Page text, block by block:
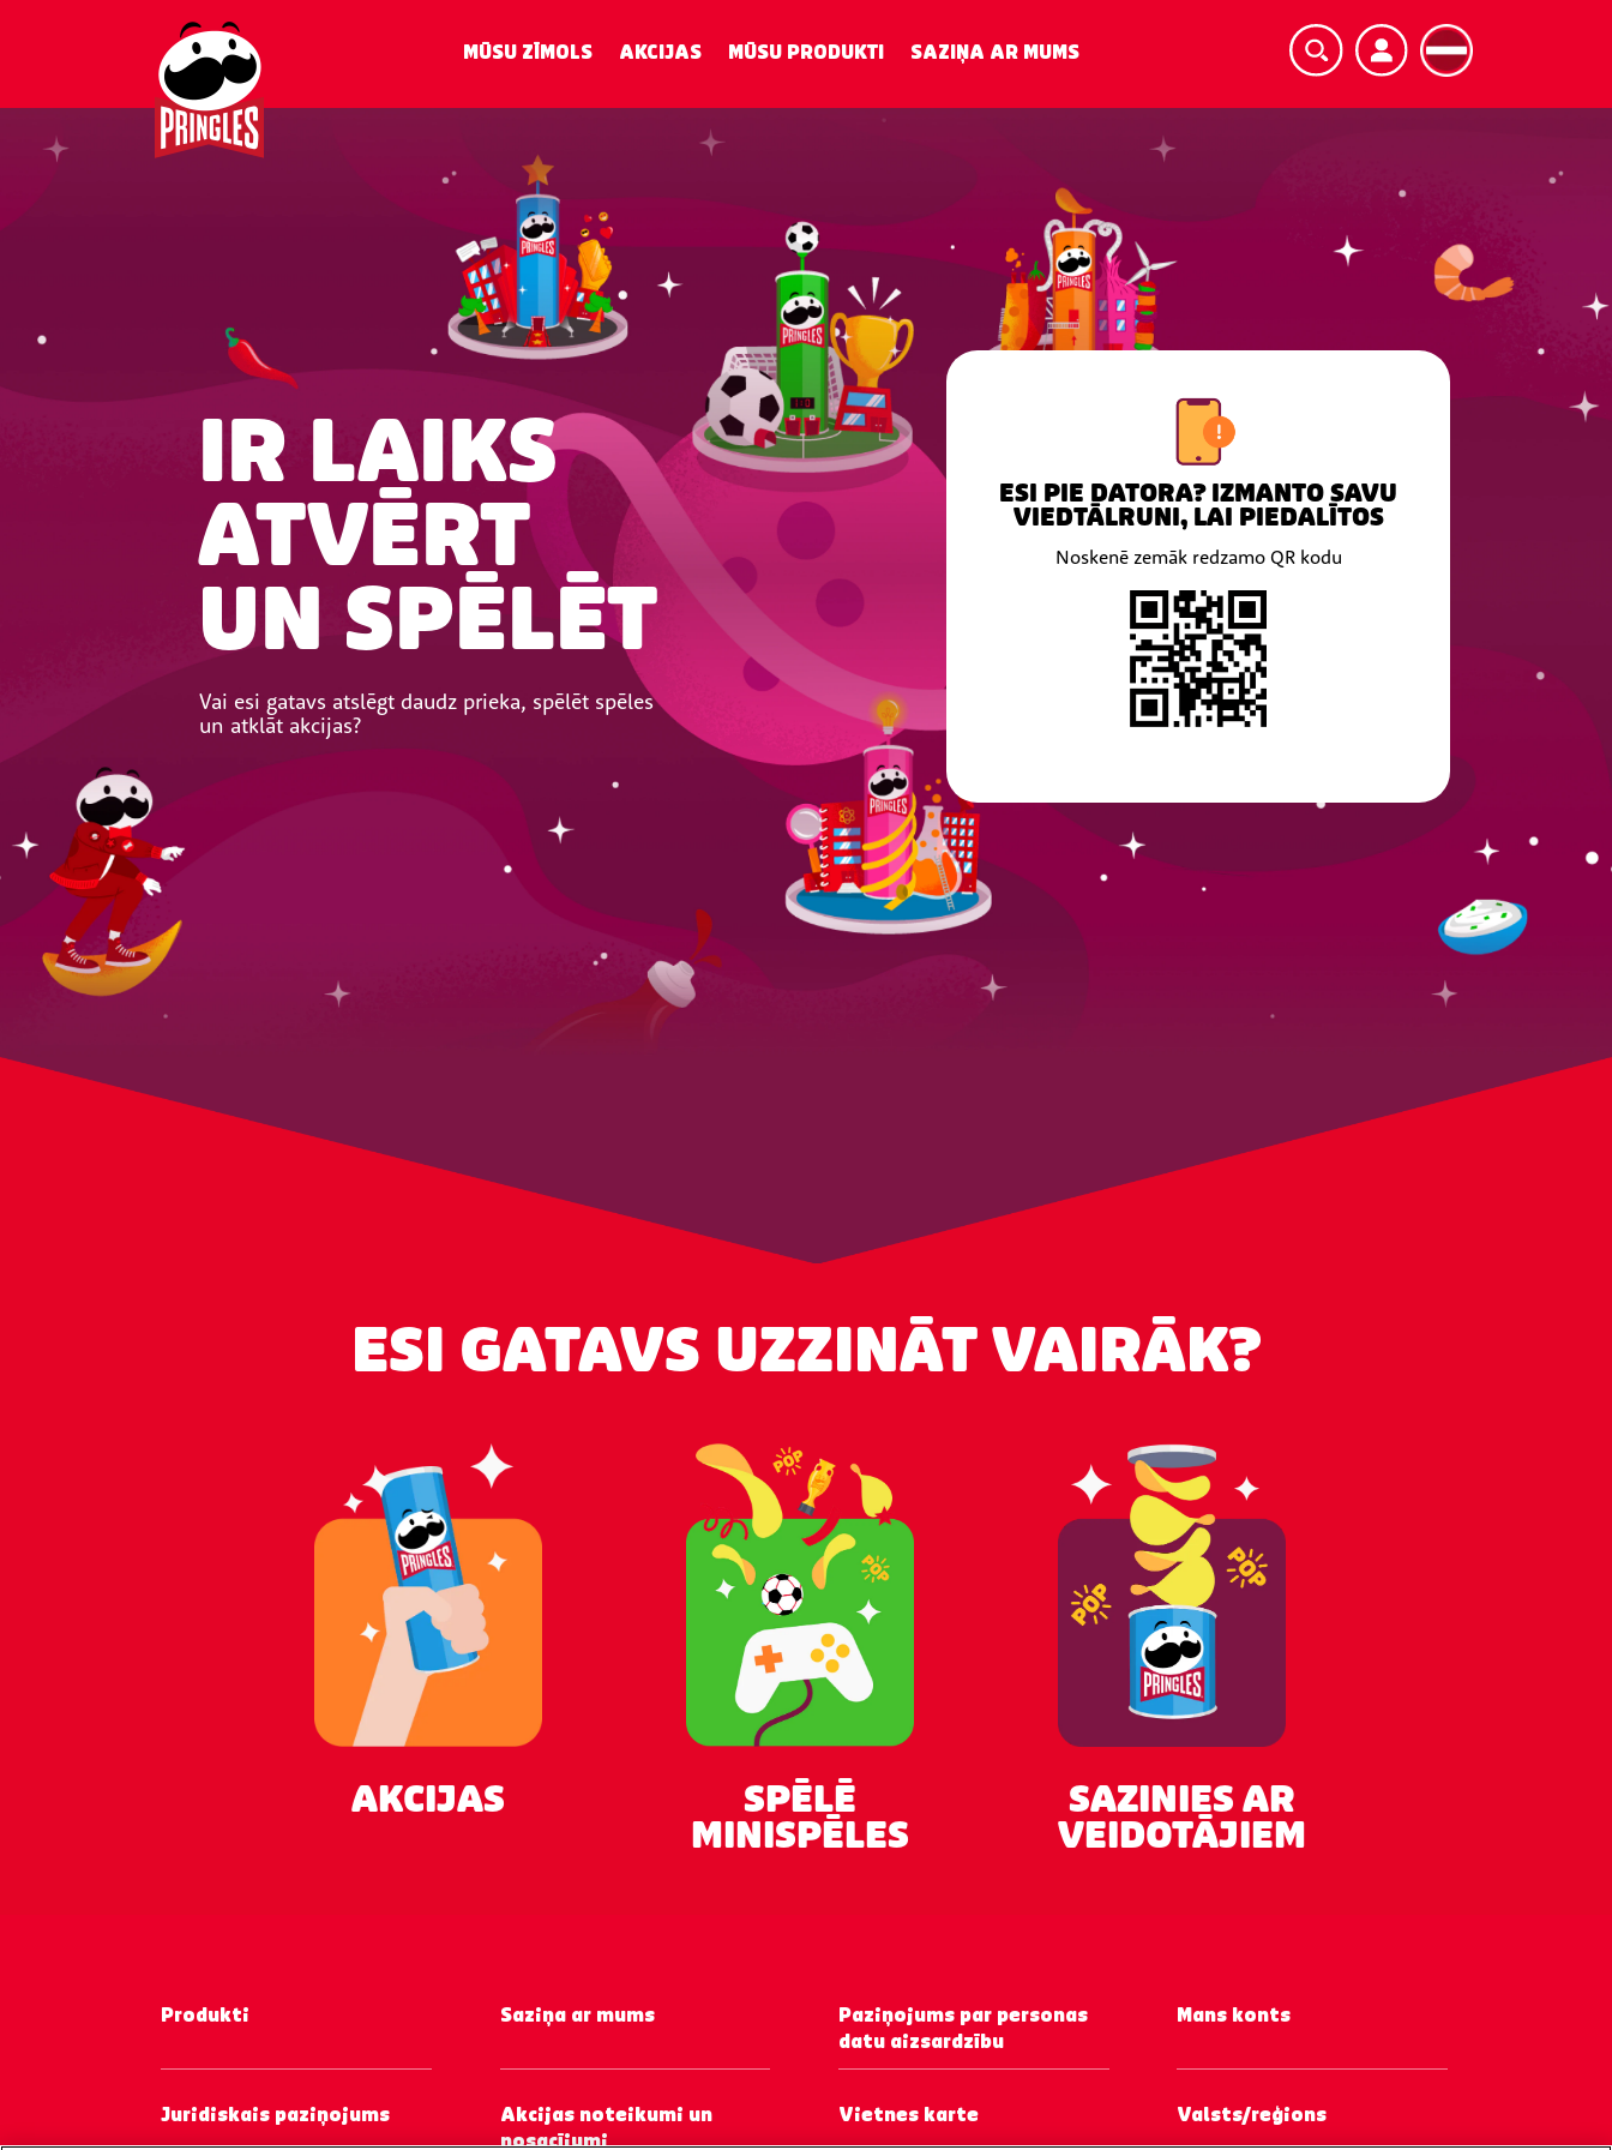
Pāriet
galveno
saturu
MŪSU ZĪMOLS AKCIJAS MŪSU PRODUKTI SAZIŅA AR MUMS
IR LAIKS
ATVĒRT
UN SPĒLĒT
Vai esi gatavs atslēgt daudz prieka, spēlēt spēles
un atklāt akcijas?
ESI PIE DATORA? IZMANTO SAVU
VIEDTĀLRUNI, LAI PIEDALĪTOS
Noskenē zemāk redzamo QR kodu
ESI GATAVS UZZINĀT VAIRĀK?
AKCIJAS
SPĒLĒ
MINISPĒLES
SAZINIES AR
VEIDOTĀJIEM
Produkti Saziņa ar mums
Paziņojums par personas
datu aizsardzību
Mans konts
Juridiskais paziņojums
Akcijas noteikumi un
nosacījumi
Vietnes karte Valsts/reģions